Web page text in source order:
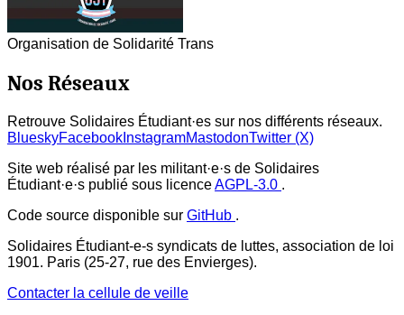
Organisation de Solidarité Trans
Nos Réseaux
Retrouve Solidaires Étudiant·es sur nos différents réseaux.
BlueskyFacebook InstagramMastodonTwitter (X)
Site web réalisé par les militant·e·s de Solidaires
Étudiant·e·s publié sous licenceAGPL-3.0 .
Code source disponible sur GitHub .
Solidaires Étudiant-e-s syndicats de luttes, association de loi
1901. Paris (25-27, rue des Envierges).
Contacter la cellule de veille